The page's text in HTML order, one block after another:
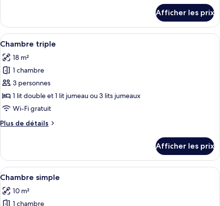
Chambre
double,
balcon
Afficher les prix
Afficher
toutes
les
photos
pour
ce
type
chambre :
Une salle de bain moderne avec
6
Chambre triple
18 m²
1 chambre
3 personnes
1 lit double et 1 lit jumeau ou 3 lits jumeaux
Wi-Fi gratuit
Plus de détails
Plus
Chambre
triple
Afficher les prix
Afficher
toutes
les
Une chambre d’hôtel avec une tête
6
Chambre simple
10 m²
1 chambre